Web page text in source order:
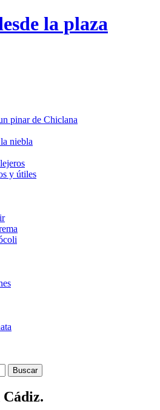
la plaza
pinar de Chiclana
niebla
y útiles